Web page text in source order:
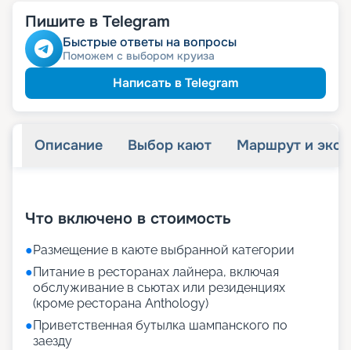
Пишите в Telegram
Быстрые ответы на вопросы
Поможем с выбором круиза
Написать в Telegram
Описание Выбор кают Маршрут и
Что включено в стоимость
●Размещение в каюте выбранной категории
●Питание в ресторанах лайнера, включая
обслуживание в сьютах или резиденциях
(кроме ресторана Anthology)
●Приветственная бутылка шампанского по
заезду